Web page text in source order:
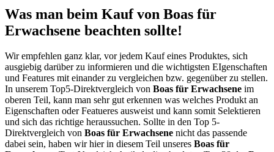
Was man beim Kauf von Boas für
Erwachsene beachten sollte!
Wir empfehlen ganz klar, vor jedem Kauf eines Produktes, sich
ausgiebig darüber zu informieren und die wichtigsten EIgenschaften
und Features mit einander zu vergleichen bzw. gegenüber zu stellen.
In unserem Top5-Direktvergleich von Boas für Erwachsene im
oberen Teil, kann man sehr gut erkennen was welches Produkt an
Eigenschaften oder Featueres ausweist und kann somit Selektieren
und sich das richtige heraussuchen. Sollte in den Top 5-
Direktvergleich von Boas für Erwachsene nicht das passende
dabei sein, haben wir hier in diesem Teil unseres Boas für